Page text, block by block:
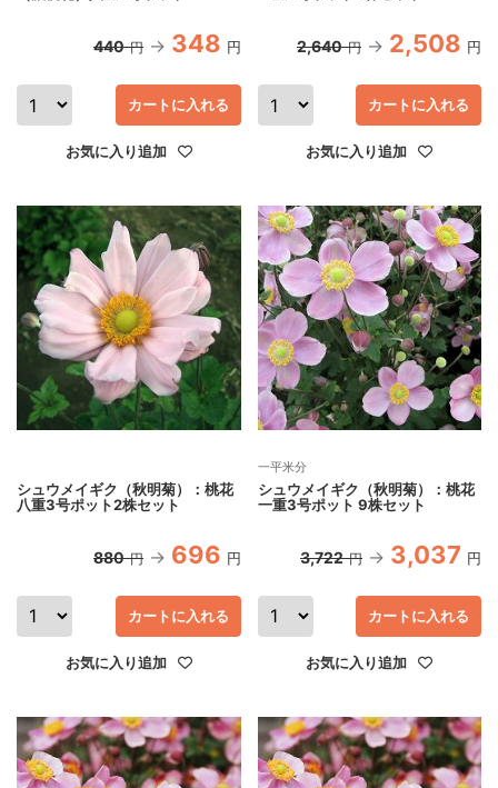
440 円 348 円
お気に入り追加
カートに入れる
2,640 円 2,508 円
お気に入り追加
カートに入れる
シュウメイギク（秋明菊）：桃花
八重3号ポット2株セット
880 円 696 円
お気に入り追加
カートに入れる
一平米分
シュウメイギク（秋明菊）：桃花
一重3号ポット 9株セット
3,722 円 3,037 円
お気に入り追加
カートに入れる